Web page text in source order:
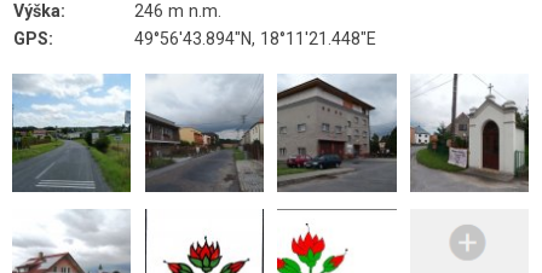
Výška:
246 m n.m.
GPS:
49°56'43.894"N, 18°11'21.448"E